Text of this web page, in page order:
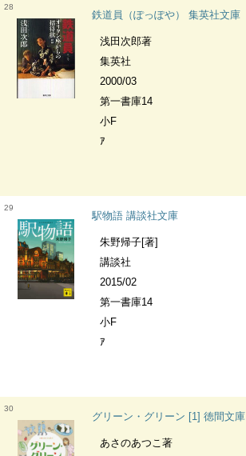
28
鉄道員（ぽっぽや） 集英社文庫
浅田次郎著
集英社
2000/03
第一書庫14
小F
ｱ
29
駅物語 講談社文庫
朱野帰子[著]
講談社
2015/02
第一書庫14
小F
ｱ
30
グリーン・グリーン [1] 徳間文庫
あさのあつこ著